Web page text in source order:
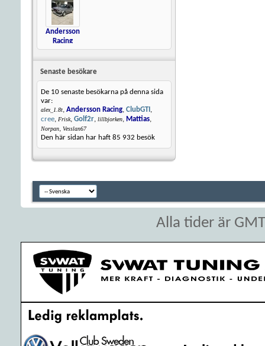
Andersson
Racing
Senaste besökare
De 10 senaste besökarna på denna sida
var:
alex_1.8t, Andersson Racing, ClubGTI ,
cree, Frisk, Golf2r, lillbjorken, Mattias,
Norpan, Vesslan67
Den här sidan har haft 85 932 besök
Alla tider är